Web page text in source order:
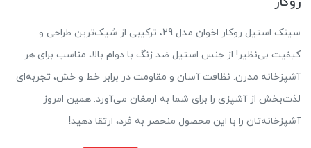
سینک استیل روکار اخوان مدل 29، ترکیبی از شیک‌ترین طراحی و
کیفیت بی‌نظیر! از جنس استیل ضد زنگ با دوام بالا، مناسب برای هر
آشپزخانه مدرن. نظافت آسان و مقاومت در برابر خط و خش، تجربه‌ای
لذت‌بخش از آشپزی را برای شما به ارمغان می‌آورد. همین امروز
آشپزخانه‌تان را با این محصول منحصر به فرد، ارتقا دهید!